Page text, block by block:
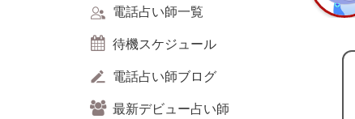
電話占い師一覧
待機スケジュール
電話占い師ブログ
最新デビュー占い師